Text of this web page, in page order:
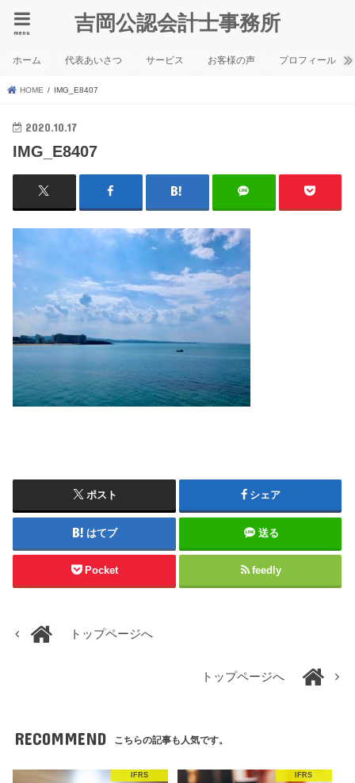
吉岡公認会計士事務所
menu
ホーム 代表あいさつ サービス お客様の声 プロフィール
HOME IMG_E8407
2020.10.17
IMG_E8407
ポスト シェア
はてブ 送る
Pocket feedly
トップページへ
トップページへ
RECOMMEND こちらの記事も人気です。
IFRS IFRS